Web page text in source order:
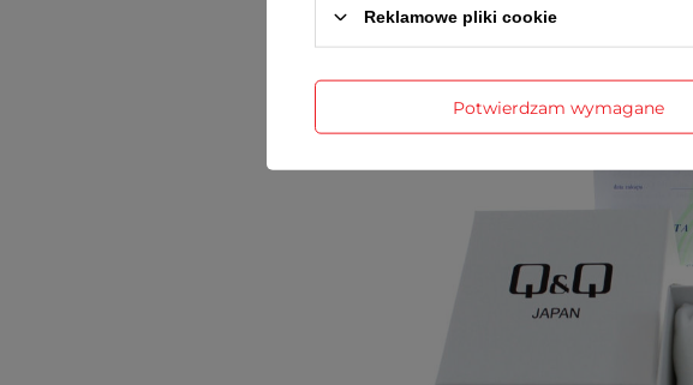
Reklamowe pliki cookie
Potwierdzam wymagane